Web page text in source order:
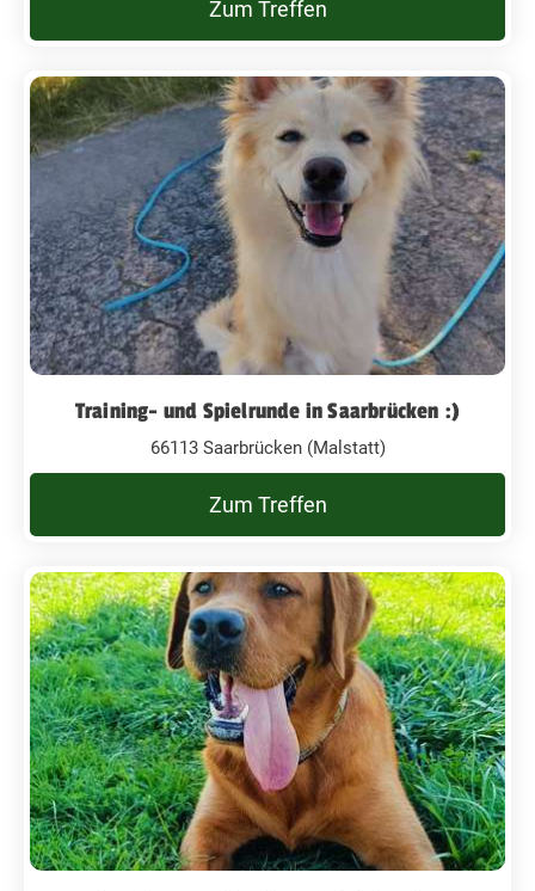
Zum Treffen
Training- und Spielrunde in Saarbrücken :)
66113 Saarbrücken (Malstatt)
Zum Treffen